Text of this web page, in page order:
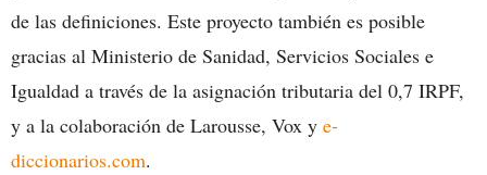
de las definiciones. Este proyecto también es posible
gracias al Ministerio de Sanidad, Servicios Sociales e
Igualdad a través de la asignación tributaria del 0,7 IRPF,
y a la colaboración de Larousse, Vox y e-
diccionarios.com.